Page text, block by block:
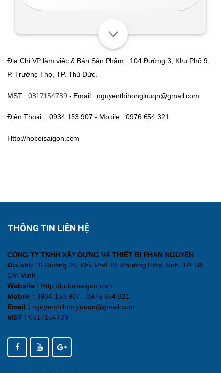
Địa Chỉ VP làm việc & Bán Sản Phẩm : 104 Đường 3, Khu Phố 9,
P. Trường Thọ, TP. Thủ Đức.
MST : 0317154739- Email : nguyenthihongluuqn@gmail.com
Điện Thoại : 0934.153.907 - Mobile : 0976.654.321
Http://hoboisaigon.com
THÔNG TIN LIÊN HỆ
CÔNG TY TNHH XÂY DỰNG VÀ THIẾT BỊ PHAN NGUYÊN
Địa chỉ: 16 Đường 26, Khu Phố 83, Phường Hiệp Bình, TP. Hồ
Chí Minh
Website : Http://hoboisaigon.com
Mobile : 0934 153 907 - 0976 654 321
Email : nguyenthihongluuqn@gmail.com
MST : 0317154739